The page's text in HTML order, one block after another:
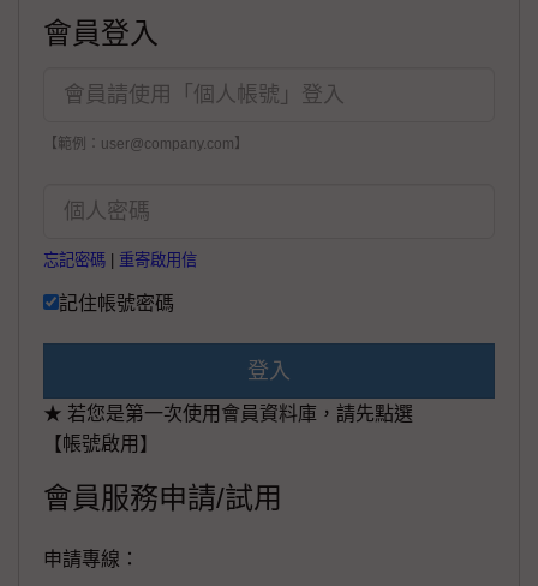
會員登入
【範例：user@company.com】
忘記密碼 重寄啟用信
記住帳號密碼
登入
★ 若您是第一次使用會員資料庫，請先點選
【帳號啟用】
會員服務申請/試用
申請專線：